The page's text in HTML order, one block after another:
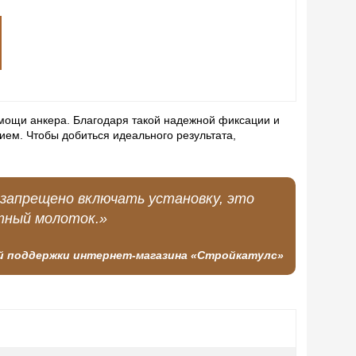
анкера. Благодаря такой надежной фиксации и
Чтобы добиться идеального результата,
включать установку, это
молоток.»
поддержки интернет-магазина «Стройкатулс»